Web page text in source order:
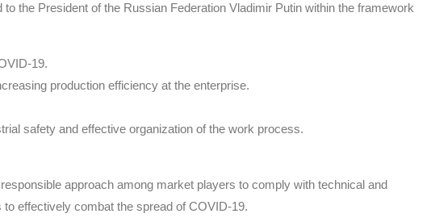
the President of the Russian Federation Vladimir Putin within the framework
19.
production efficiency at the enterprise.
safety and effective organization of the work process.
approach among market players to comply with technical and
effectively combat the spread of COVID-19.